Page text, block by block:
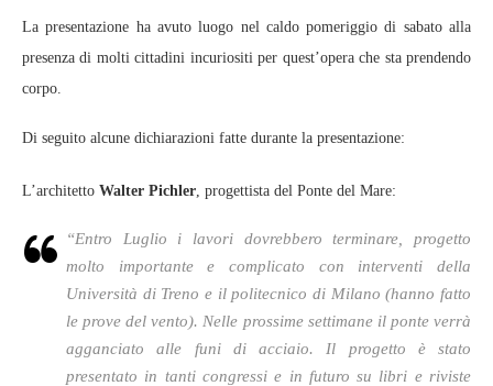
La presentazione ha avuto luogo nel caldo pomeriggio di sabato alla
presenza di molti cittadini incuriositi per quest’opera che sta prendendo
corpo.
Di seguito alcune dichiarazioni fatte durante la presentazione:
L’architetto Walter Pichler, progettista del Ponte del Mare:
“Entro Luglio i lavori dovrebbero terminare, progetto
molto importante e complicato con interventi della
Università di Treno e il politecnico di Milano (hanno fatto
le prove del vento). Nelle prossime settimane il ponte verrà
agganciato alle funi di acciaio. Il progetto è stato
presentato in tanti congressi e in futuro su libri e riviste